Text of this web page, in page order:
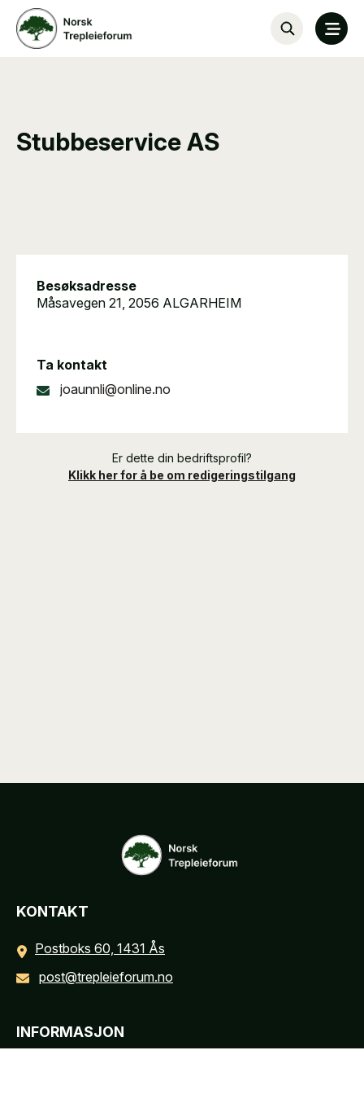
Stubbeservice AS
Besøksadresse
Måsavegen 21, 2056 ALGARHEIM
Ta kontakt
joaunnli@online.no
Er dette din bedriftsprofil?
Klikk her for å be om redigeringstilgang
KONTAKT
Postboks 60, 1431 Ås
post@trepleieforum.no
INFORMASJON